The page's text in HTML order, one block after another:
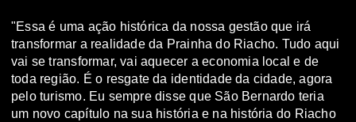
"Essa é uma ação histórica da nossa gestão que irá
transformar a realidade da Prainha do Riacho. Tudo aqui
vai se transformar, vai aquecer a economia local e de
toda região. É o resgate da identidade da cidade, agora
pelo turismo. Eu sempre disse que São Bernardo teria
um novo capítulo na sua história e na história do Riacho